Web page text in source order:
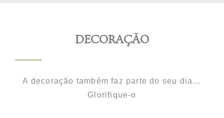
DECORAÇÃO
A decoração também faz parte do seu dia…
Glorifique-o